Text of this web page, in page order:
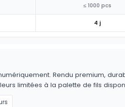
≤ 1000 pcs
4 j
Rendu premium,
limitées à la palette de fils